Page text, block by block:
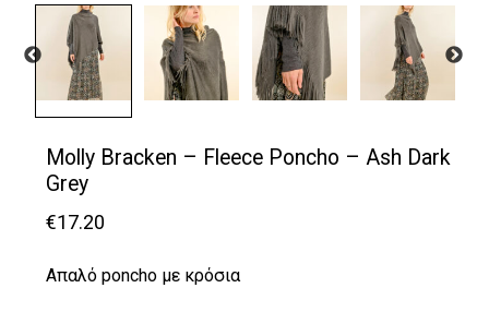
Molly Bracken – Fleece Poncho – Ash Dark
Grey
€17.20
Απαλό poncho με κρόσια